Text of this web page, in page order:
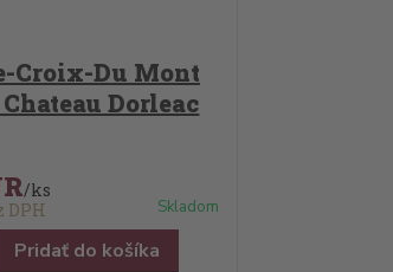
Croix-Du Mont
Chateau Dorleac
/ks
DPH Skladom
Pridať do košíka